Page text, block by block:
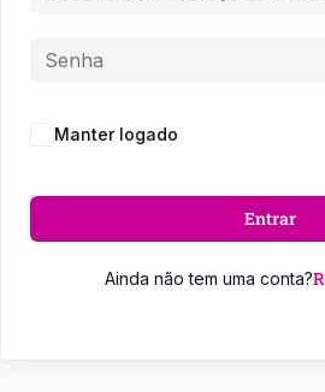
Manter logado
Entrar
Ainda não tem uma conta?